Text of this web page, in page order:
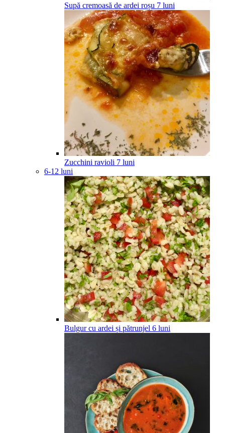
Supă cremoasă de ardei roșu 7 luni
Zucchini ravioli 7 luni
6-12 luni
Bulgur cu ardei și pătrunjel 6 luni